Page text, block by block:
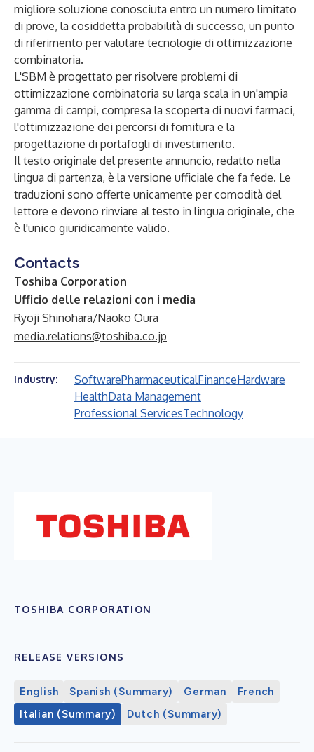
migliore soluzione conosciuta entro un numero limitato
di prove, la cosiddetta probabilità di successo, un punto
di riferimento per valutare tecnologie di ottimizzazione
combinatoria.
L'SBM è progettato per risolvere problemi di
ottimizzazione combinatoria su larga scala in un'ampia
gamma di campi, compresa la scoperta di nuovi farmaci,
l'ottimizzazione dei percorsi di fornitura e la
progettazione di portafogli di investimento.
Il testo originale del presente annuncio, redatto nella
lingua di partenza, è la versione ufficiale che fa fede. Le
traduzioni sono offerte unicamente per comodità del
lettore e devono rinviare al testo in lingua originale, che
è l'unico giuridicamente valido.
Contacts
Toshiba Corporation
Ufficio delle relazioni con i media
Ryoji Shinohara/Naoko Oura
media.relations@toshiba.co.jp
Industry: SoftwarePharmaceuticalFinanceHardware
HealthData Management
Professional ServicesTechnology
TOSHIBA CORPORATION
RELEASE VERSIONS
English Spanish (Summary) German
French
Italian (Summary)
Dutch (Summary)